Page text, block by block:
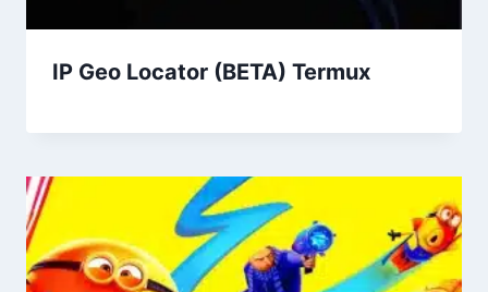
IP Geo Locator (BETA) Termux